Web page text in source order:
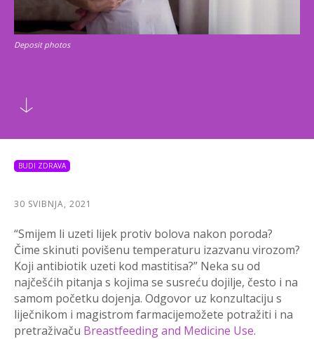
Deposit photos
BUDI ZDRAVA
30 SVIBNJA, 2021
“Smijem li uzeti lijek protiv bolova nakon poroda?
Čime skinuti povišenu temperaturu izazvanu virozom?
Koji antibiotik uzeti kod mastitisa?” Neka su od
najčešćih pitanja s kojima se susreću dojilje, često i na
samom početku dojenja. Odgovor uz konzultaciju s
liječnikom i magistrom farmacijemožete potražiti i na
pretraživaču Breastfeeding and Medicine Use.